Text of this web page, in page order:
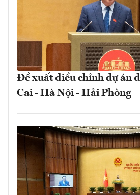
Đề xuất điều chỉnh dự án
Cai - Hà Nội - Hải Phòng